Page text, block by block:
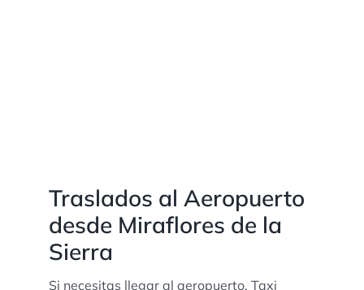
Traslados al Aeropuerto
desde Miraflores de la
Sierra
Si necesitas llegar al aeropuerto, Taxi